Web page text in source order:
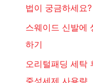
법이 궁금하세요?
스웨이드 신발에
하기
오리털패딩 세탁
중성세제 사용량